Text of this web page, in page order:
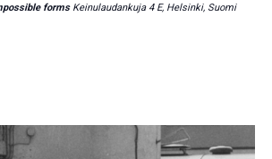
forms Keinulaudankuja 4 E, Helsinki, Suomi